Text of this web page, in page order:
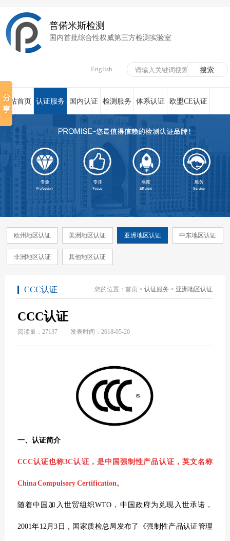
普偌米斯检测
国内首批综合性权威第三方检测实验室
English
网站首页 认证服务 国内认证 检测服务 体系认证 欧盟CE认证
荣誉资质 在线服务 新闻资讯 关于我们
欧州地区认证 美洲地区认证 亚洲地区认证 中东地区认证
非洲地区认证 其他地区认证
CCC认证 您的位置：首页 > 认证服务 > 亚洲地区认证
CCC认证
阅读量： 27137 发表时间：2018-05-20
一、 认证简介
CCC认证也称3C认证，是中国强制性产品认证，英文名称
China Compulsory Certification。
随着中国加入世贸组织WTO，中国政府为兑现入世承诺，
2001年12月3日，国家质检总局发布了《强制性产品认证管理